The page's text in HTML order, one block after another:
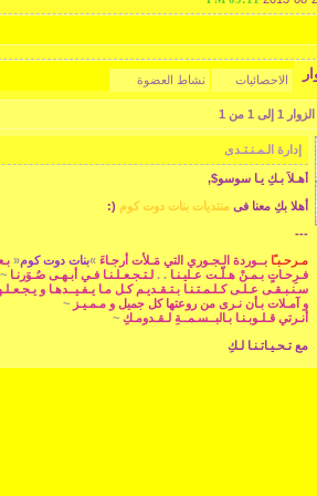
الاحصائيات نشاط العضوة
1 إلى 1 من 1
إدارة الـمـنـتـدى
أهـلاً بـكِ يـا سوسو$,
أهلا بكِ معنا فى منتديات بنات دوت كوم (:
---
مـرحـبـًا بــوردة الـجـوري التي مَـلأت أرجـاءَ»بنات دوت كوم«
فـرِحـاتٍ بـمـنْ هـلّـت عـليـنـا. . لـتـجـعـلـنـا فـي أبـهـى صُـوَرنـا~
سـنـبـقـى عـلـى كـلـمـتـنـا بـتـقـديـم كـل مـا يـفـيــدهـا و
و آمـلات بـأن نـرى من روعتها كل جميل و مـمـيـز~
أنـرتي قـلـوبـنـا بـالبــسـمــةِ لـقـدومـكِ~
مع تـحـيـاتـنـا لـكِ